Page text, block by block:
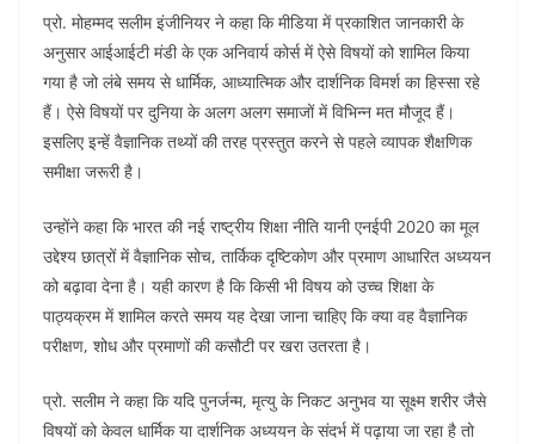
प्रो. मोहम्मद सलीम इंजीनियर ने कहा कि मीडिया में प्रकाशित जानकारी के
अनुसार आईआईटी मंडी के एक अनिवार्य कोर्स में ऐसे विषयों को शामिल किया
गया है जो लंबे समय से धार्मिक, आध्यात्मिक और दार्शनिक विमर्श का हिस्सा रहे
हैं। ऐसे विषयों पर दुनिया के अलग अलग समाजों में विभिन्न मत मौजूद हैं।
इसलिए इन्हें वैज्ञानिक तथ्यों की तरह प्रस्तुत करने से पहले व्यापक शैक्षणिक
समीक्षा जरूरी है।
उन्होंने कहा कि भारत की नई राष्ट्रीय शिक्षा नीति यानी एनईपी 2020 का मूल
उद्देश्य छात्रों में वैज्ञानिक सोच, तार्किक दृष्टिकोण और प्रमाण आधारित अध्ययन
को बढ़ावा देना है। यही कारण है कि किसी भी विषय को उच्च शिक्षा के
पाठ्यक्रम में शामिल करते समय यह देखा जाना चाहिए कि क्या वह वैज्ञानिक
परीक्षण, शोध और प्रमाणों की कसौटी पर खरा उतरता है।
प्रो. सलीम ने कहा कि यदि पुनर्जन्म, मृत्यु के निकट अनुभव या सूक्ष्म शरीर जैसे
विषयों को केवल धार्मिक या दार्शनिक अध्ययन के संदर्भ में पढ़ाया जा रहा है तो